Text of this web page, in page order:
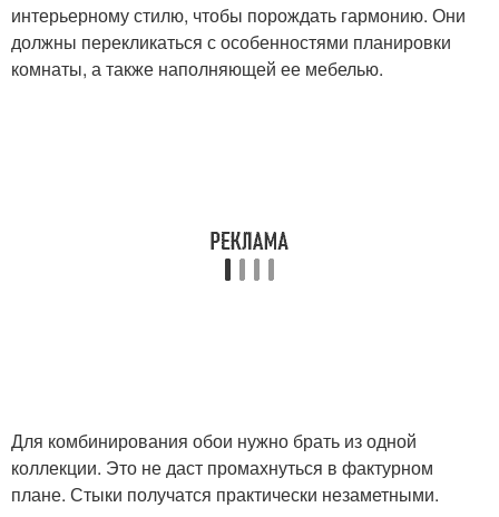
интерьерному стилю, чтобы порождать гармонию. Они
должны перекликаться с особенностями планировки
комнаты, а также наполняющей ее мебелью.
Для комбинирования обои нужно брать из одной
коллекции. Это не даст промахнуться в фактурном
плане. Стыки получатся практически незаметными.